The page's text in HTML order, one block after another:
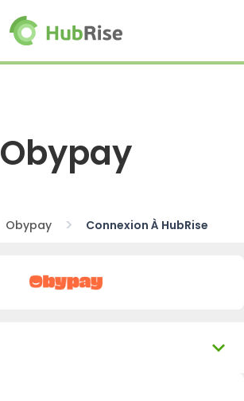
Obypay
Obypay Connexion À HubRise
expand_more